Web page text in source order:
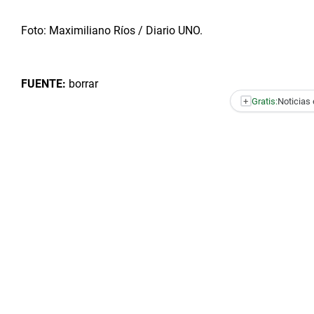
Foto: Maximiliano Ríos / Diario UNO.
FUENTE: borrar
+ Gratis:Noticias